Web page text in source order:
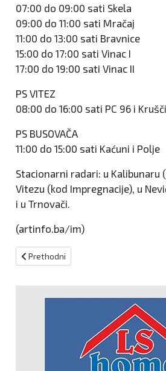
07:00 do 09:00 sati Skela
09:00 do 11:00 sati Mračaj
11:00 do 13:00 sati Bravnice
15:00 do 17:00 sati Vinac I
17:00 do 19:00 sati Vinac II
PS VITEZ
08:00 do 16:00 sati PC 96 i
PS BUSOVAČA
11:00 do 15:00 sati Kaćuni i Polje
Stacionarni radari: u Kalibunaru
Vitezu (kod Impregnacije), u
i u Trnovači.
(artinfo.ba/im)
Prethodni članak: OPREZ, RADARSKE
Prethodni